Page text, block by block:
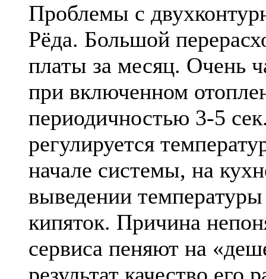
Проблемы с
Рёда. Большой
платы за месяц. Очень
при включенном
периодичностью 3-5
регулируется
начале системы, на
выведении
кипяток. Причина
сервиса пеняют на